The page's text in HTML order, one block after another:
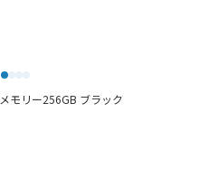
モリー256GB ブラック